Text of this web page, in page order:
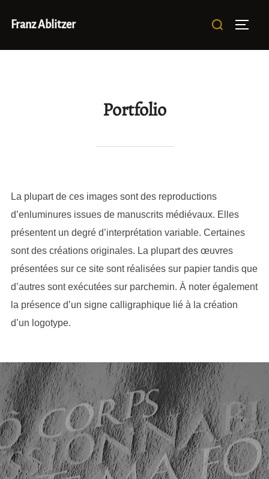
Franz Ablitzer
Rechercher :
Portfolio
La plupart de ces images sont des reproductions
d’enluminures issues de manuscrits médiévaux. Elles
présentent un degré d’interprétation variable. Certaines
sont des créations originales. La plupart des œuvres
présentées sur ce site sont réalisées sur papier tandis que
d’autres sont exécutées sur parchemin. À noter également
la présence d’un signe calligraphique lié à la création
d’un logotype.